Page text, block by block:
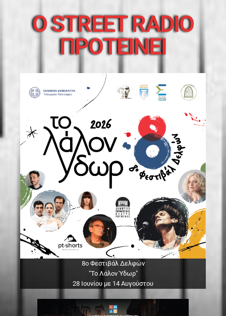
O STREET RADIO
ΠΡΟΤΕΙΝΕΙ
8ο Φεστιβάλ Δελφών
"Το Λάλον Ύδωρ"
28 Ιουνίου με 14 Αυγούστου